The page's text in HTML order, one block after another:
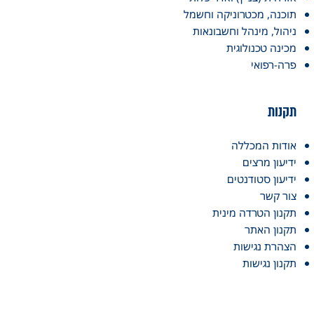
תוכנה, מכטרוניקה וחשמל
ניהול, מינהל וחשבונאות
מכינה טכנולוגית
פרה-רפואי
תקנות
אודות המכללה
ידיעון מרצים
ידיעון סטודנטים
צור קשר
תקנון הטרדה מינית
תקנון האתר
הצהרת נגישות
תקנון נגישות